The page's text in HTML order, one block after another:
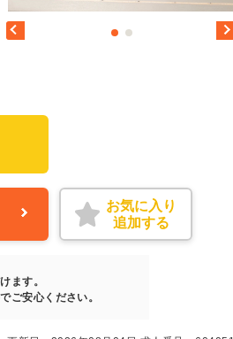
お気に入り
追加する
ます。
ご安心ください。